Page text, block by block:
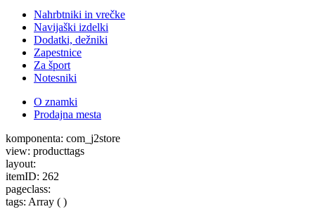
Nahrbtniki in vrečke
Navijaški izdelki
Dodatki, dežniki
Zapestnice
Za šport
Notesniki
O znamki
Prodajna mesta
komponenta: com_j2store
view: producttags
layout:
itemID: 262
pageclass:
tags: Array ( )